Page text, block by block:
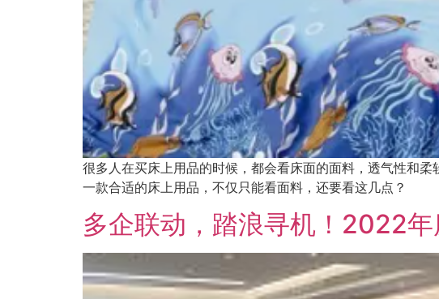
很多人在买床上用品的时候，都会看床面的面料，透气性和
一款合适的床上用品，不仅只能看面料，还要看这几点？
多企联动，踏浪寻机！2022年